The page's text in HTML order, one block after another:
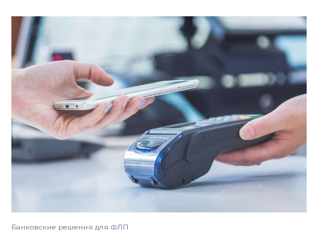
Банковские решения для ФЛП